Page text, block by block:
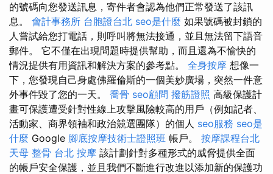
的號碼向您發送訊息，寄件者會認為他們正常發送了該訊
息。 會計事務所 台胞證台北 seo是什麼 如果號碼被封鎖的
人嘗試給您打電話，則呼叫將無法接通，並且無法留下語音
郵件。 它不僅在出現問題時提供幫助，而且還為不愉快的
情況提供有用資訊和解決方案的參考點。 全身按摩 想像一
下，您發現自己身處佛羅倫斯的一個美妙廣場，突然一件意
外事件毀了您的一天。 喬骨 seo顧問 撥筋證照 高級保護計
畫可保護遭受針對性線上攻擊風險較高的用戶（例如記者、
活動家、商界領袖和政治競選團隊）的個人 seo服務 seo是
什麼 Google 腳底按摩技術士證照班 帳戶。 按摩課程台北
天母 整骨 台北 按摩 該計劃針對多種形式的威脅提供全面
的帳戶安全保護，並且我們不斷進行改進以添加新的保護功